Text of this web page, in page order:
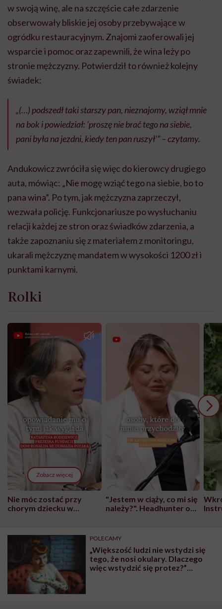
w swoją winę, ale na szczęście całe zdarzenie
obserwowały bliskie jej osoby przebywające w
ogródku restauracyjnym. Znajomi zaoferowali jej
wsparcie i pomoc oraz zapewnili, że wina leży po
stronie mężczyzny. Potwierdził to również kolejny
świadek:
„(…) podszedł taki starszy pan, nieznajomy, wziął mnie
na bok i powiedział: 'proszę nie brać tego na siebie,
pani była na jezdni, kiedy ten pan ruszył'” – czytamy.
Andukowicz zwróciła się więc do kierowcy drugiego
auta, mówiąc: „Nie mogę wziąć tego na siebie, bo to
pana wina”. Po tym, jak mężczyzna zaprzeczył,
wezwała policję. Funkcjonariusze po wysłuchaniu
relacji każdej ze stron oraz świadków zdarzenia, a
także zapoznaniu się z materiałem z monitoringu,
ukarali mężczyznę mandatem w wysokości 1200 zł i
punktami karnymi.
Rolki
Zobacz więcej
Nie móc zostać przy
chorym dziecku w
może chyba tylko
głupota i brak
wyobraźni"
"Jestem w ciąży, co mi się
należy?". Headhunter o
pracy
POLECAMY
„Większość ludzi nie wstydzi się
tego, że nosi okulary. Dlaczego
więc wstydzić się protez?”